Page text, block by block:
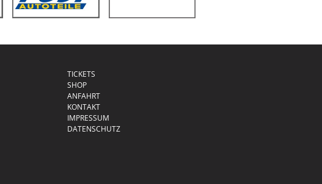
TICKETS
SHOP
ANFAHRT
KONTAKT
IMPRESSUM
DATENSCHUTZ